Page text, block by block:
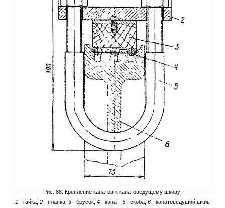
Рис. 88. Крепление канатов к канатоведущему шкиву:
1 - гайка; 2 - планка; 3 - брусок; 4 - канат; 5 - скоба; 6 - канатоведущий шкив